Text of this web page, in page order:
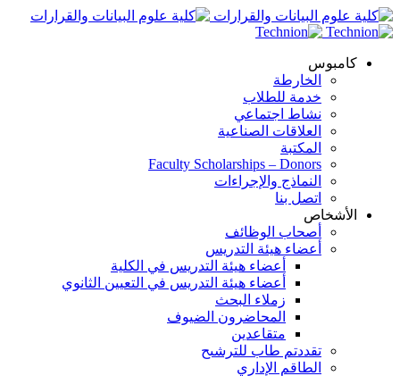
كامبوس
الخارطة
خدمة للطلاب
نشاط اجتماعي
العلاقات الصناعية
المكتبة
Faculty Scholarships – Donors
النماذج والإجراءات
اتصل بنا
الأشخاص
أصحاب الوظائف
أعضاء هيئة التدريس
أعضاء هيئة التدريس في الكلية
أعضاء هيئة التدريس في التعيين الثانوي
زملاء البحث
المحاضرون الضيوف
متقاعدين
تقددتم طاب للترشىح
الطاقم الإداري